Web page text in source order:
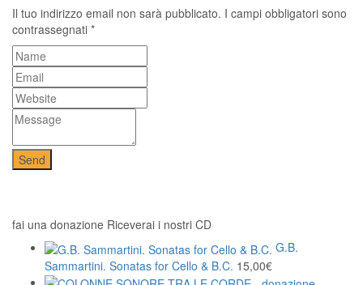
Il tuo indirizzo email non sarà pubblicato. I campi obbligatori sono
contrassegnati *
fai una donazione Riceverai i nostri CD
G.B.
Sammartini. Sonatas for Cello & B.C. 15,00€